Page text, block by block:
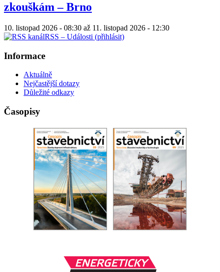
zkouškám – Brno
10. listopad 2026 - 08:30 až 11. listopad 2026 - 12:30
RSS – Události (přihlásit)
Informace
Aktuálně
Nejčastější dotazy
Důležité odkazy
Časopisy